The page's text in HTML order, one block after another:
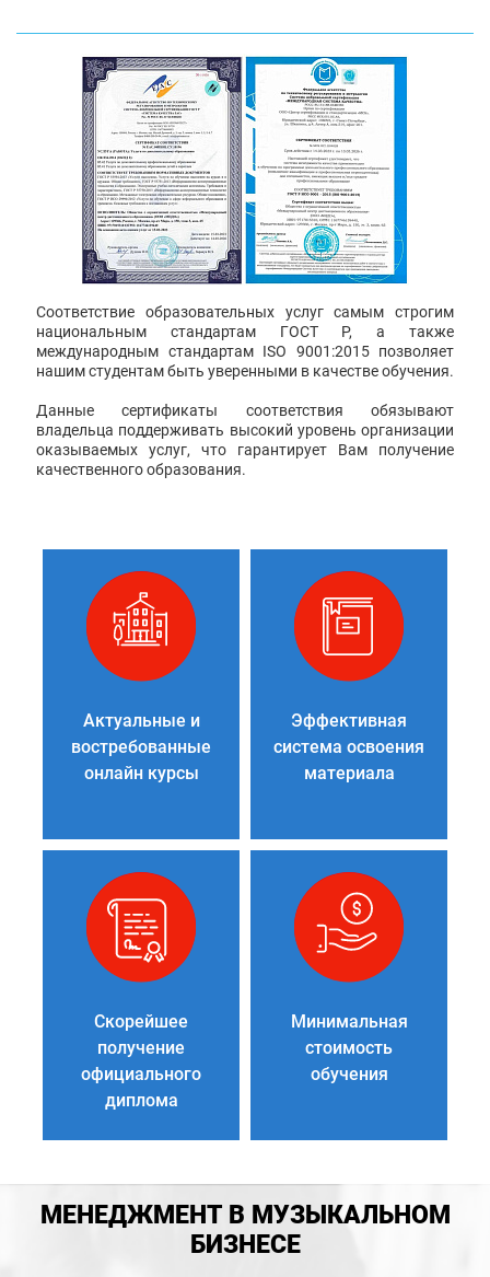
Соответствие образовательных услуг самым строгим
национальным стандартам ГОСТ Р, а также
международным стандартам ISO 9001:2015 позволяет
нашим студентам быть уверенными в качестве обучения.
Данные сертификаты соответствия обязывают
владельца поддерживать высокий уровень организации
оказываемых услуг, что гарантирует Вам получение
качественного образования.
Актуальные и
востребованные
онлайн курсы
Эффективная
система освоения
материала
Скорейшее
получение
официального
диплома
Минимальная
стоимость
обучения
МЕНЕДЖМЕНТ В МУЗЫКАЛЬНОМ
БИЗНЕСЕ